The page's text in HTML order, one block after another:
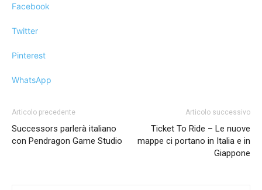
Facebook
Twitter
Pinterest
WhatsApp
Articolo precedente
Successors parlerà italiano
con Pendragon Game Studio
Articolo successivo
Ticket To Ride – Le nuove
mappe ci portano in Italia e in
Giappone